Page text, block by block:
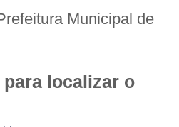
Municipal de
localizar o